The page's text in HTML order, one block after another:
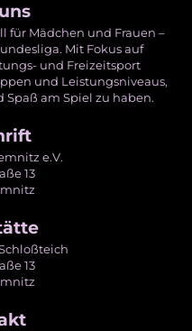
für Mädchen und Frauen –
Mit Fokus auf
und Freizeitsport
und Leistungsniveaus,
am Spiel zu haben.
e.V.
13
13